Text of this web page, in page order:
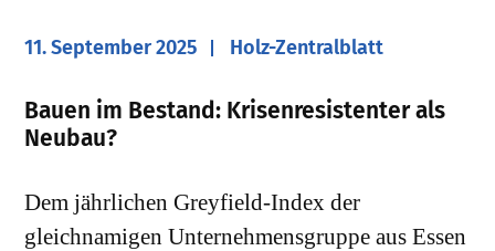
11. September 2025 Holz-Zentralblatt
​Bauen im Bestand: Krisenresistenter als
Neubau?
Dem jährlichen Greyfield-Index der
gleichnamigen Unternehmensgruppe aus Essen